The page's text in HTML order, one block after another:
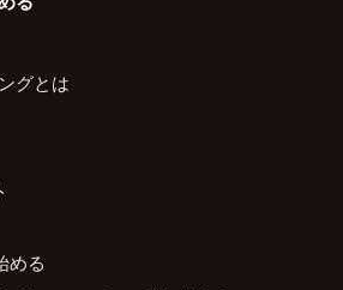
グとは
める